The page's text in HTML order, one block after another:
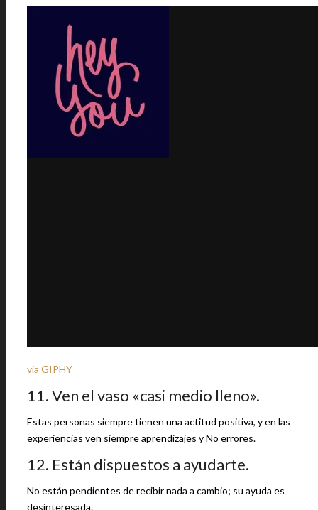
via GIPHY
11. Ven el vaso «casi medio lleno».
Estas personas siempre tienen una actitud positiva, y en las
experiencias ven siempre aprendizajes y No errores.
12. Están dispuestos a ayudarte.
No están pendientes de recibir nada a cambio; su ayuda es
desinteresada.